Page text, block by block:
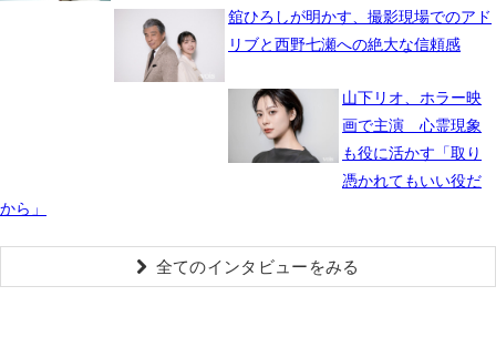
舘ひろしが明かす、撮影現場でのアド
リブと西野七瀬への絶大な信頼感
山下リオ、ホラー映
画で主演 心霊現象
も役に活かす「取り
憑かれてもいい役だ
から」
全てのインタビューをみる